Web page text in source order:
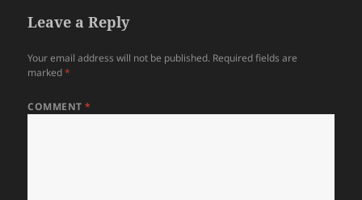
Leave a Reply
Your email address will not be published. Required fields are
marked*
COMMENT*